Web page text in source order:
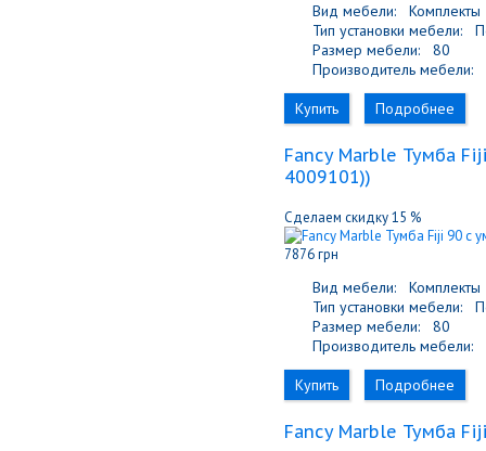
Вид мебели:
Комплекты
Тип установки мебели:
Размер мебели:
80
Производитель мебели:
Купить
Подробнее
Fancy Marble Тумба
4009101))
Сделаем скидку 15 %
7876 грн
Вид мебели:
Комплекты
Тип установки мебели:
Размер мебели:
80
Производитель мебели:
Купить
Подробнее
Fancy Marble Тумба